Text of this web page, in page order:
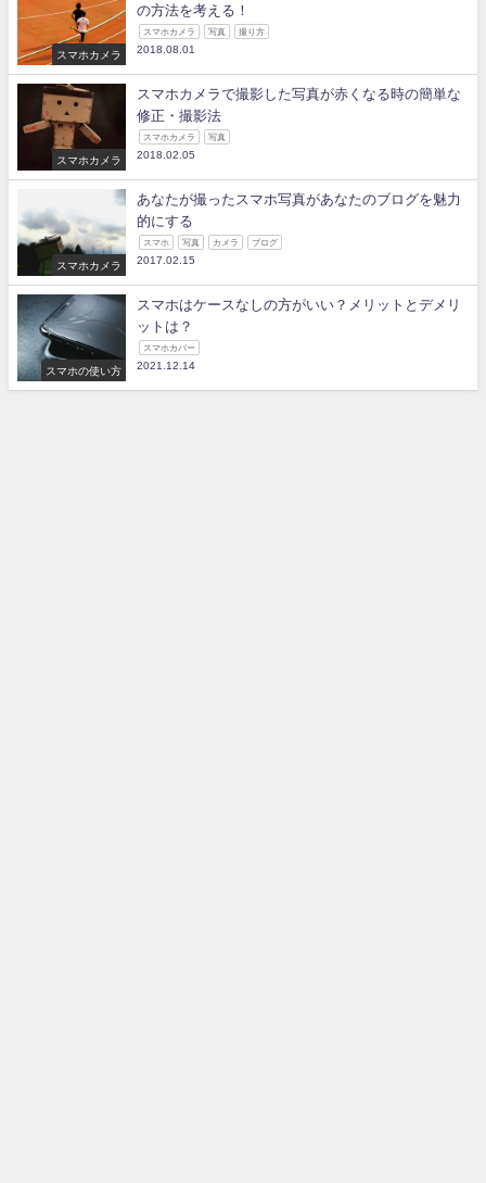
スマホカメラ
の方法を考える！
スマホカメラ 写真 撮り方
2018.08.01
スマホカメラ
スマホカメラで撮影した写真が赤くなる時の簡単な
修正・撮影法
スマホカメラ 写真
2018.02.05
スマホカメラ
あなたが撮ったスマホ写真があなたのブログを魅力
的にする
スマホ 写真 カメラ ブログ
2017.02.15
スマホの使い方
スマホはケースなしの方がいい？メリットとデメリ
ットは？
スマホカバー
2021.12.14